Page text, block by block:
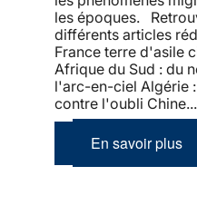
les époques.
différents articles
France terre d'asile
Afrique du Sud : du
l'arc-en-ciel Algérie
contre l'oubli Chine...
En savoir plus